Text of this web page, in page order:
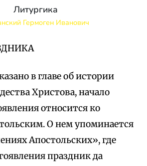
Литургика
Гермоген Иванович
в главе об истории
Христова, начало
относится ко
О нем упоминается
Апостольских», где
праздник да